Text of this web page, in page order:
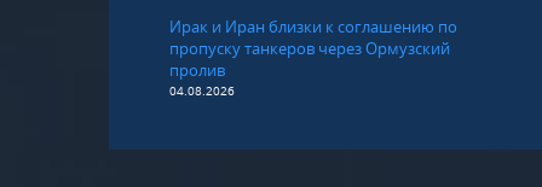
Ирак и Иран близки к соглашению по
пропуску танкеров через Ормузский
пролив
04.08.2026